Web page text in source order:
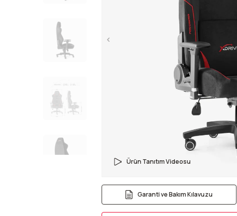
Ürün Tanıtım Videosu
Garanti ve Bakım Kılavuzu